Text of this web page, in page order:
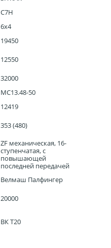
C7H
6x4
19450
12550
32000
MC13.48-50
12419
353 (480)
ZF механическая, 16-
ступенчатая, с
повышающей
последней передачей
Велмаш Палфингер
20000
ВК Т20